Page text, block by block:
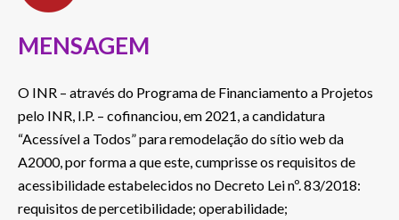
MENSAGEM
O INR – através do Programa de Financiamento a Projetos
pelo INR, I.P. – cofinanciou, em 2021, a candidatura
“Acessível a Todos” para remodelação do sítio web da
A2000, por forma a que este, cumprisse os requisitos de
acessibilidade estabelecidos no Decreto Lei nº. 83/2018:
requisitos de percetibilidade; operabilidade;